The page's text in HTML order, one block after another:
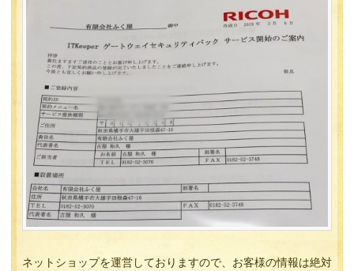
ネットショップを運営しておりますので、お客様の情報は絶対